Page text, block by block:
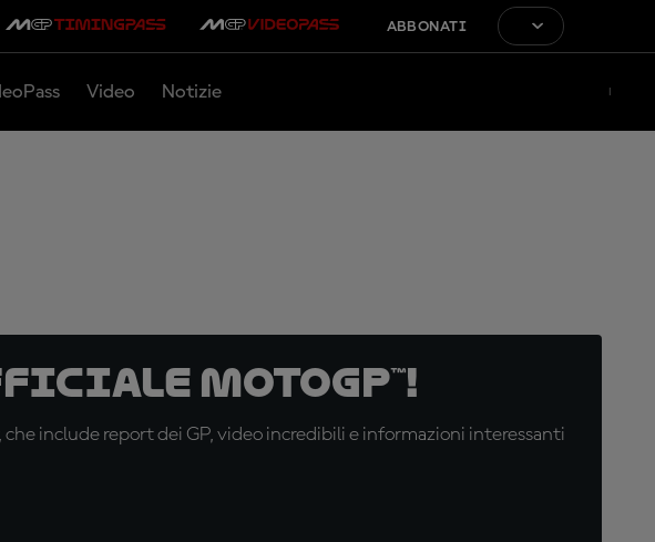
ABBONATI
Video Notizie
MotoGP™!
include report dei GP, video incredibili e informazioni interessanti